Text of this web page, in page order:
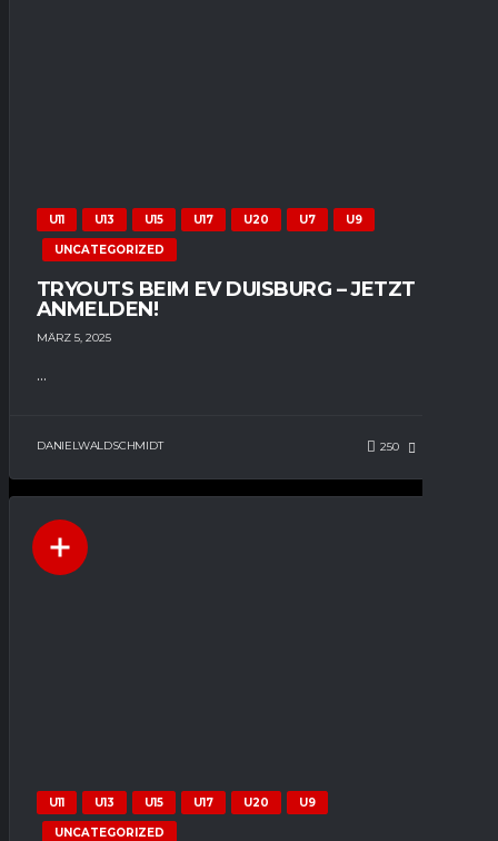
U11 U13 U15 U17 U20 U7 U9
UNCATEGORIZED
TRYOUTS BEIM EV DUISBURG – JETZT
ANMELDEN!
MÄRZ 5, 2025
...
DANIELWALDSCHMIDT 250
U11 U13 U15 U17 U20 U9
UNCATEGORIZED